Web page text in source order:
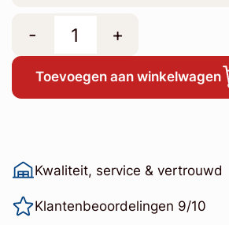
- +
Toevoegen aan winkelwagen
Kwaliteit, service & vertrouwd
Klantenbeoordelingen 9/10